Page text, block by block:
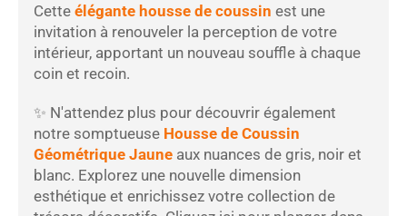
Cette élégante housse de coussin est une
invitation à renouveler la perception de votre
intérieur, apportant un nouveau souffle à chaque
coin et recoin.
✨ N'attendez plus pour découvrir également
notre somptueuse Housse de Coussin
Géométrique Jaune aux nuances de gris, noir et
blanc. Explorez une nouvelle dimension
esthétique et enrichissez votre collection de